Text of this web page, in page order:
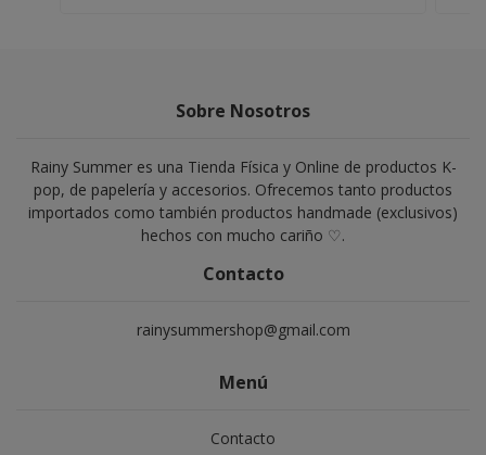
Sobre Nosotros
Rainy Summer es una Tienda Física y Online de productos K-
pop, de papelería y accesorios. Ofrecemos tanto productos
importados como también productos handmade (exclusivos)
hechos con mucho cariño ♡.
Contacto
rainysummershop@gmail.com
Menú
Contacto